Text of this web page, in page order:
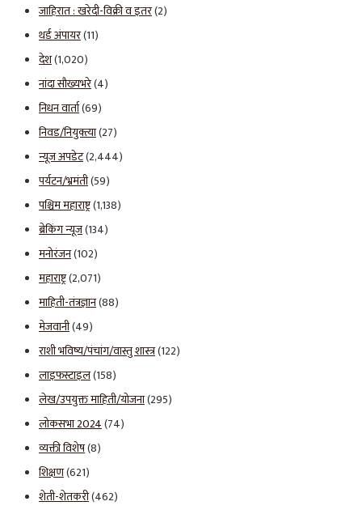
जाहिरात : खरेदी-विक्री व इतर(2)
थर्ड अंपायर(11)
देश(1,020)
नांदा सौख्यभरे(4)
निधन वार्ता(69)
निवड/नियुक्त्या(27)
न्यूज अपडेट(2,444)
पर्यटन/भ्रमंती(59)
पश्चिम महाराष्ट्र(1,138)
ब्रेकिंग न्यूज(134)
मनोरंजन(102)
महाराष्ट्र(2,071)
माहिती-तंत्रज्ञान(88)
मेजवानी(49)
राशी भविष्य/पंचांग/वास्तु शास्त्र(122)
लाइफस्टाइल(158)
लेख/उपयुक्त माहिती/योजना(295)
लोकसभा 2024(74)
व्यक्ती विशेष(8)
शिक्षण(621)
शेती-शेतकरी(462)